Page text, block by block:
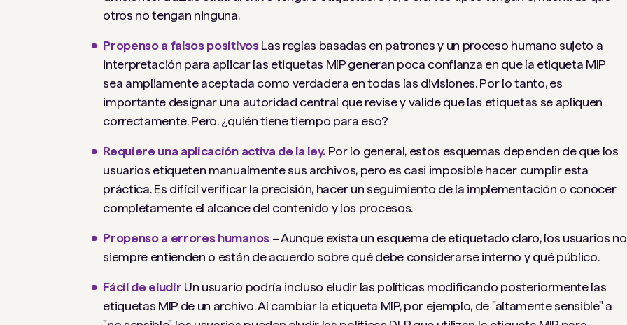
otros no tengan ninguna.
Propenso a falsos positivosLas reglas basadas en patrones y un proceso humano sujeto a
interpretación para aplicar las etiquetas MIP generan poca confianza en que la etiqueta MIP
sea ampliamente aceptada como verdadera en todas las divisiones. Por lo tanto, es
importante designar una autoridad central que revise y valide que las etiquetas se apliquen
correctamente. Pero, ¿quién tiene tiempo para eso?
Requiere una aplicación activa de la ley. Por lo general, estos esquemas dependen de que los
usuarios etiqueten manualmente sus archivos, pero es casi imposible hacer cumplir esta
práctica. Es difícil verificar la precisión, hacer un seguimiento de la implementación o conocer
completamente el alcance del contenido y los procesos.
Propenso a errores humanos – Aunque exista un esquema de etiquetado claro, los usuarios no
siempre entienden o están de acuerdo sobre qué debe considerarse interno y qué público.
Fácil de eludir Un usuario podría incluso eludir las políticas modificando posteriormente las
etiquetas MIP de un archivo. Al cambiar la etiqueta MIP, por ejemplo, de "altamente sensible" a